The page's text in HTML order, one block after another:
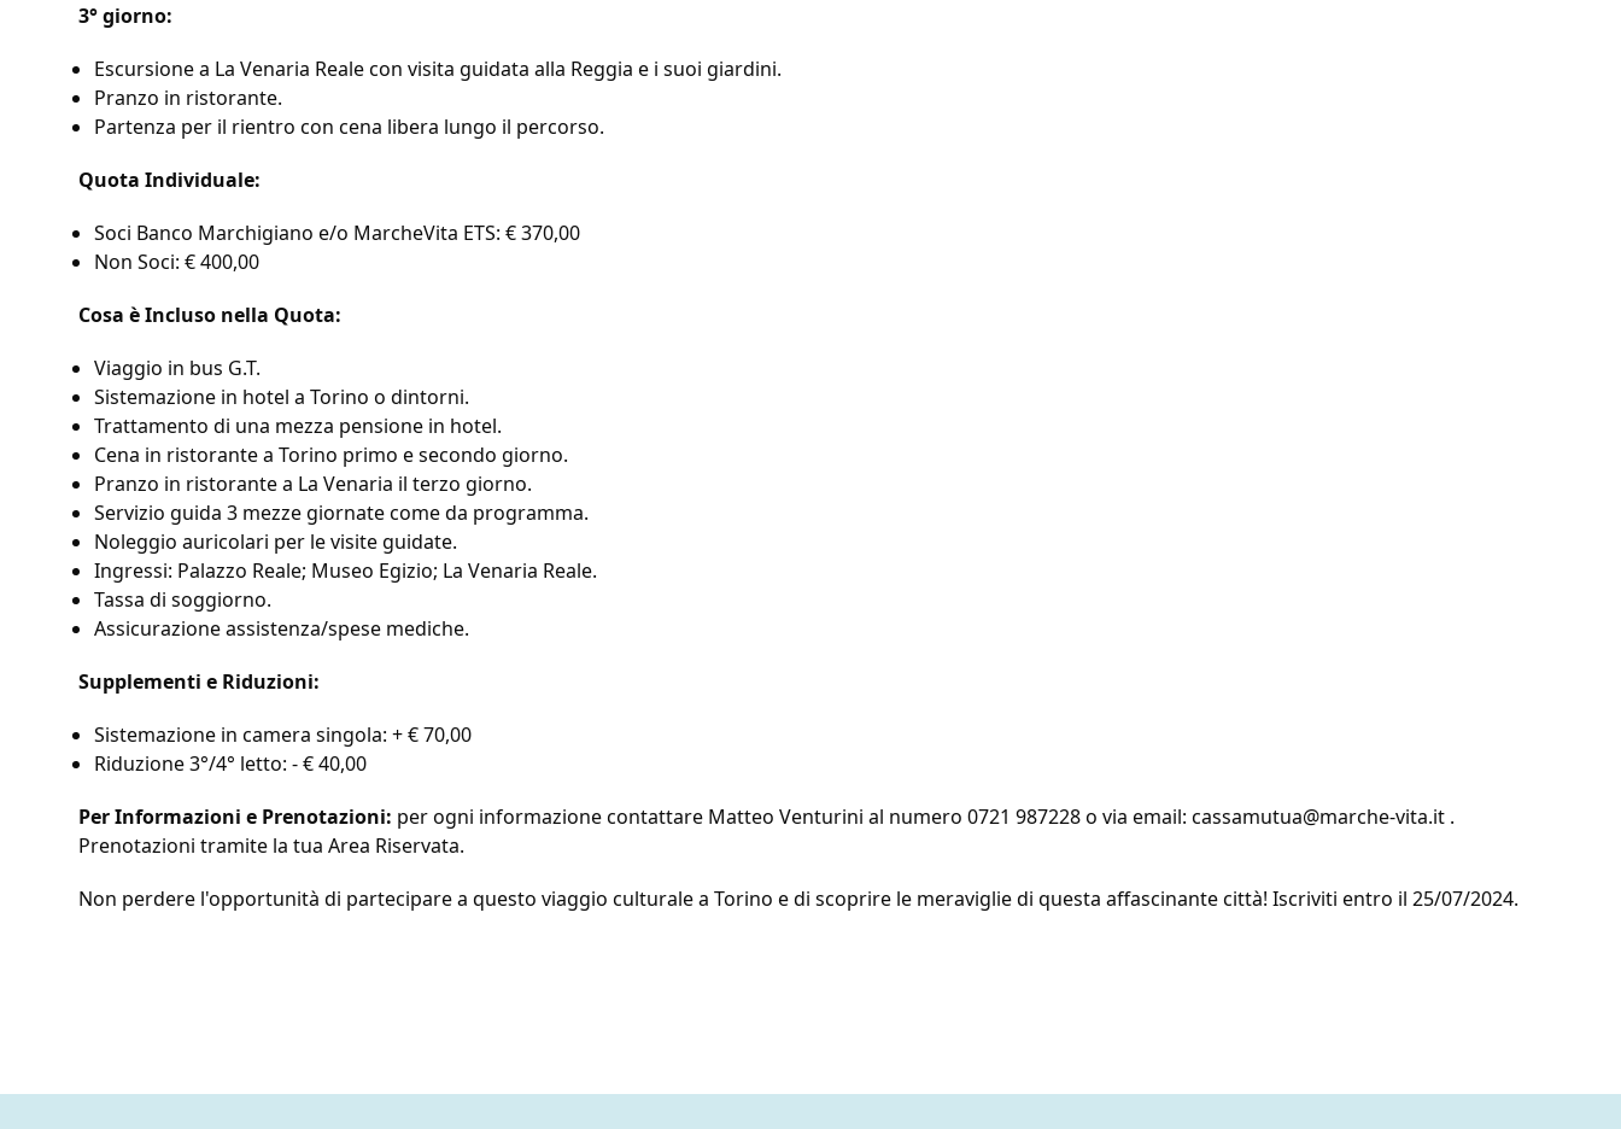
3° giorno:
Escursione a La Venaria Reale con visita guidata alla Reggia e i suoi giardini.
Pranzo in ristorante.
Partenza per il rientro con cena libera lungo il percorso.
Quota Individuale:
Soci Banco Marchigiano e/o MarcheVita ETS: € 370,00
Non Soci: € 400,00
Cosa è Incluso nella Quota:
Viaggio in bus G.T.
Sistemazione in hotel a Torino o dintorni.
Trattamento di una mezza pensione in hotel.
Cena in ristorante a Torino primo e secondo giorno.
Pranzo in ristorante a La Venaria il terzo giorno.
Servizio guida 3 mezze giornate come da programma.
Noleggio auricolari per le visite guidate.
Ingressi: Palazzo Reale; Museo Egizio; La Venaria Reale.
Tassa di soggiorno.
Assicurazione assistenza/spese mediche.
Supplementi e Riduzioni:
Sistemazione in camera singola: + € 70,00
Riduzione 3°/4° letto: - € 40,00
Per Informazioni e Prenotazioni: per ogni informazione contattare Matteo Venturini al numero 0721 987228o via email: cassamutua@marche-vita.it .
Prenotazioni tramite la tua Area Riservata.
Non perdere l'opportunità di partecipare a questo viaggio culturale a Torino e di scoprire le meraviglie di questa affascinante città! Iscriviti entro il 25/07/2024.